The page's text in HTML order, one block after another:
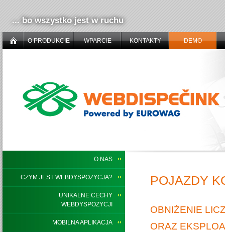
... bo wszystko jest w ruchu
O PRODUKCIE WPARCIE KONTAKTY DEMO
O NAS
CZYM JEST WEBDYSPOZYCJA?
UNIKALNE CECHY
WEBDYSPOZYCJI
MOBILNA APLIKACJA
POJAZDY
OBNIŻENIE
ORAZ